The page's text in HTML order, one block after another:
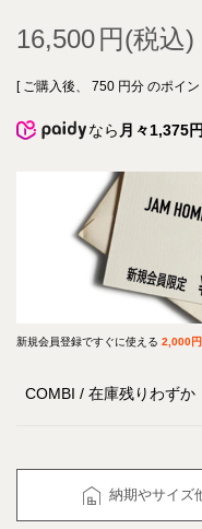
16,500
[ ご購入後、 750 円分 のポイ
なら 月々1,375円
新規会員登録ですぐに使える 2,000
COMBI 在庫残りわずか
納期やサイズ